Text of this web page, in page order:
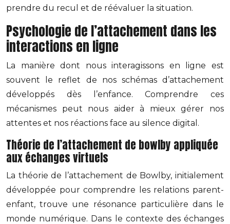
prendre du recul et de réévaluer la situation.
Psychologie de l’attachement dans les
interactions en ligne
La manière dont nous interagissons en ligne est
souvent le reflet de nos schémas d’attachement
développés dès l’enfance. Comprendre ces
mécanismes peut nous aider à mieux gérer nos
attentes et nos réactions face au silence digital.
Théorie de l’attachement de bowlby appliquée
aux échanges virtuels
La théorie de l’attachement de Bowlby, initialement
développée pour comprendre les relations parent-
enfant, trouve une résonance particulière dans le
monde numérique. Dans le contexte des échanges